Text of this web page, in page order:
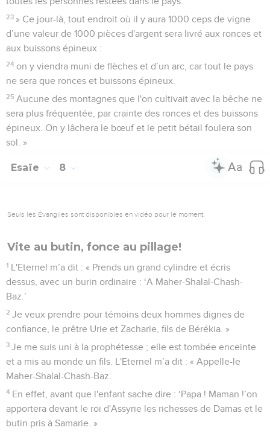
23 » Ce jour-là, tout endroit où il y aura 1000 ceps de vigne
d’une valeur de 1000 pièces d'argent sera livré aux ronces et
aux buissons épineux :
24 on y viendra muni de flèches et d’un arc, car tout le pays
ne sera que ronces et buissons épineux.
25 Aucune des montagnes que l'on cultivait avec la bêche ne
sera plus fréquentée, par crainte des ronces et des buissons
épineux. On y lâchera le bœuf et le petit bétail foulera son
sol. »
Esaïe 8
Seuls les Évangiles sont disponibles en vidéo pour le moment.
Vite au butin, fonce au pillage!
1 L'Eternel m’a dit : « Prends un grand cylindre et écris
dessus, avec un burin ordinaire : ‘A Maher-Shalal-Chash-
Baz.’
2 Je veux prendre pour témoins deux hommes dignes de
confiance, le prêtre Urie et Zacharie, fils de Bérékia. »
3 Je me suis uni à la prophétesse ; elle est tombée enceinte
et a mis au monde un fils. L'Eternel m’a dit : « Appelle-le
Maher-Shalal-Chash-Baz.
4 En effet, avant que l'enfant sache dire : ‘Papa ! Maman !’on
apportera devant le roi d'Assyrie les richesses de Damas et le
butin pris à Samarie. »